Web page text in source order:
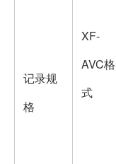
记录规
格
XF-
AVC格
式